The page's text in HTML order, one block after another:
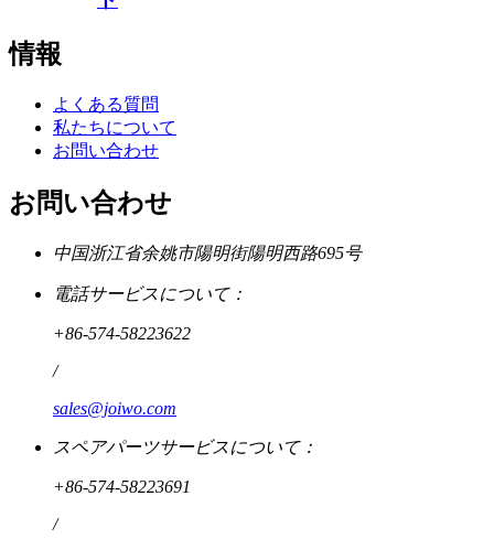
情報
よくある質問
私たちについて
お問い合わせ
お問い合わせ
中国浙江省余姚市陽明街陽明西路695号
電話サービスについて：
+86-574-58223622
/
sales@joiwo.com
スペアパーツサービスについて：
+86-574-58223691
/